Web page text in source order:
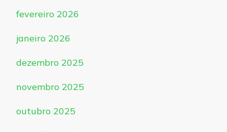
fevereiro 2026
janeiro 2026
dezembro 2025
novembro 2025
outubro 2025